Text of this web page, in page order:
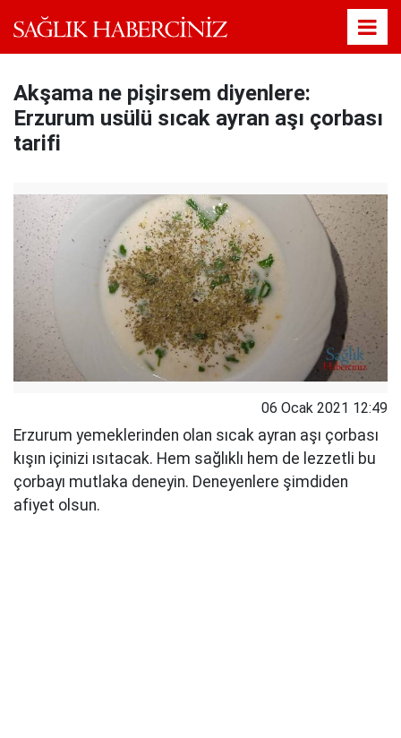
Akşama ne pişirsem diyenlere:
Erzurum usülü sıcak ayran aşı çorbası
tarifi
06 Ocak 2021 12:49
Erzurum yemeklerinden olan sıcak ayran aşı çorbası
kışın içinizi ısıtacak. Hem sağlıklı hem de lezzetli bu
çorbayı mutlaka deneyin. Deneyenlere şimdiden
afiyet olsun.